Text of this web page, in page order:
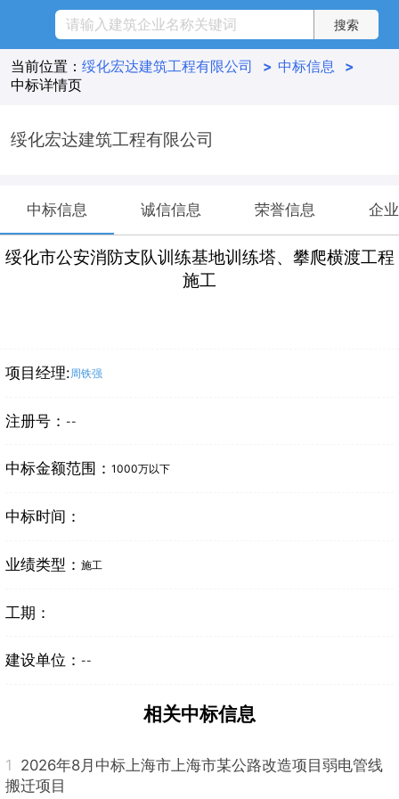
当前位置： 绥化宏达建筑工程有限公司 > 中标信息
>
中标详情页
绥化宏达建筑工程有限公司
中标信息 诚信信息 荣誉信息 企
绥化市公安消防支队训练基地训练塔、攀爬横渡工程
施工
项目经理:周铁强
注册号： --
中标金额范围： 1000万以下
中标时间：
业绩类型： 施工
工期：
建设单位： --
相关中标信息
1 2026年8月中标上海市上海市某公路改造项目弱电管线
搬迁项目